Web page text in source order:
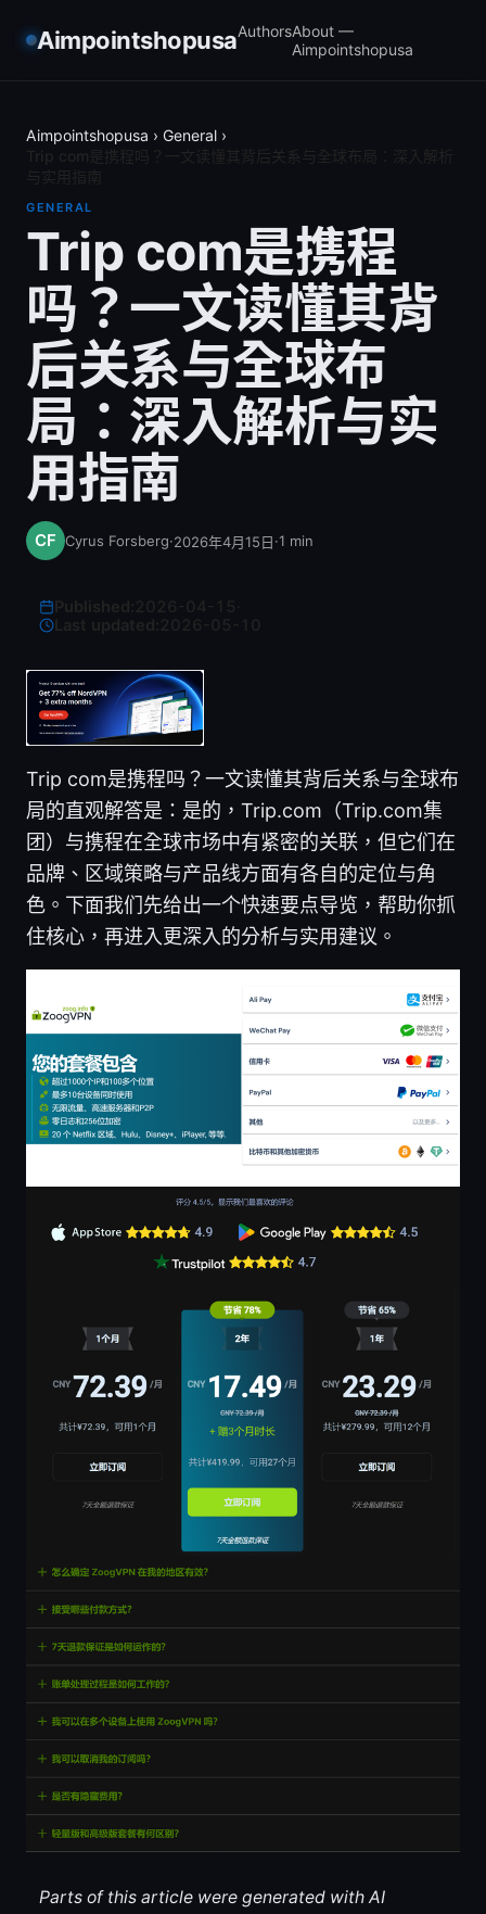
AimpointshopusaAuthorsAbout —
Aimpointshopusa
Aimpointshopusa › General ›
GENERAL
Trip com是携程
吗？一文读懂其背
后关系与全球布
局：深入解析与实
用指南
Cyrus Forsberg·2026年4月15日·1 min
Last updated:
Trip com是携程吗？一文读懂其背后关系与全球布
局的直观解答是：是的，Trip.com（Trip.com集
团）与携程在全球市场中有紧密的关联，但它们在
品牌、区域策略与产品线方面有各自的定位与角
色。下面我们先给出一个快速要点导览，帮助你抓
住核心，再进入更深入的分析与实用建议。
Parts of this article were generated with AI